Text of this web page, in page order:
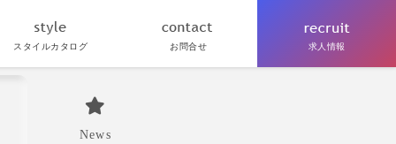
スタイルカタログ お問合せ 求人情報
News